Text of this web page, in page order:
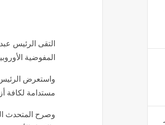
التقى الرئيس
المفوضية
واستعرض
مستدامة لكافة
وصرح المتحدث